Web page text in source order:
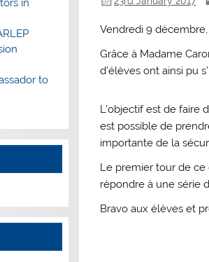
Vendredi 9
Grâce à Madame
d’élèves ont ainsi pu
L’objectif est de faire
est possible de
importante de la
Le premier tour de
répondre à une série
Bravo aux élèves et
in
to